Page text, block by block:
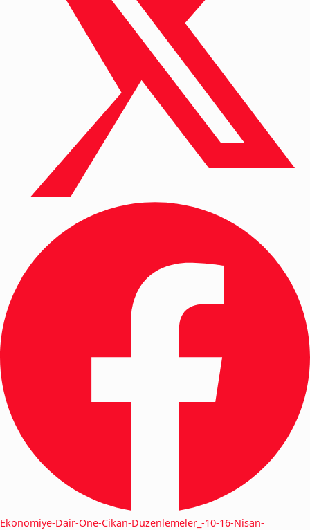
Ekonomiye-Dair-One-Cikan-Duzenlemeler_-10-16-Nisan-